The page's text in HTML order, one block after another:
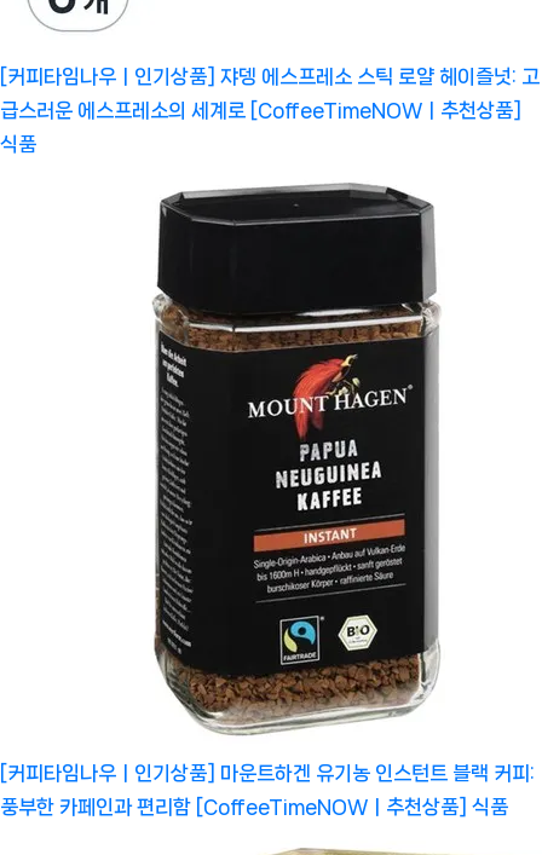
[커피타임나우ㅣ인기상품] 쟈뎅 에스프레소 스틱 로얄 헤이즐넛: 고
급스러운 에스프레소의 세계로 [CoffeeTimeNOWㅣ추천상품]
식품
[커피타임나우ㅣ인기상품] 마운트하겐 유기농 인스턴트 블랙 커피:
풍부한 카페인과 편리함 [CoffeeTimeNOWㅣ추천상품] 식품